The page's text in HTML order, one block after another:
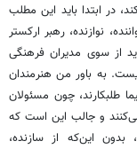
در ابتدا باید این مطلب
نوازنده، رهبر ارکستر
از سوی مدیران فرهنگی
به باور من هنرمندان
طلبکارند، چون مسئولان
و جالب این‌ است که
این‌که از سازنده،